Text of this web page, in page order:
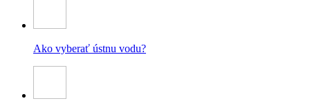
Ako vyberať ústnu vodu?